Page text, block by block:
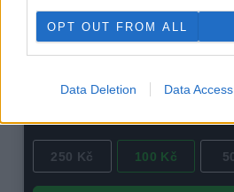
OPT OUT FROM ALL
Data Deletion Data Access